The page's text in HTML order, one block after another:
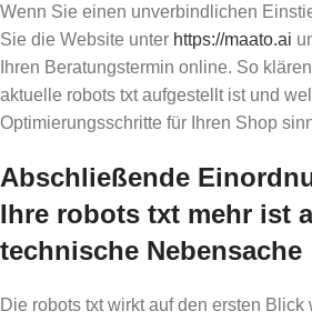
Wenn Sie einen unverbindlichen
Sie die Website unter https://maato.ai
Ihren Beratungstermin online. So
aktuelle robots txt aufgestellt ist und
Optimierungsschritte für Ihren Shop
Abschließende
Ihre robots txt mehr ist
technische Nebensache
Die robots txt wirkt auf den ersten